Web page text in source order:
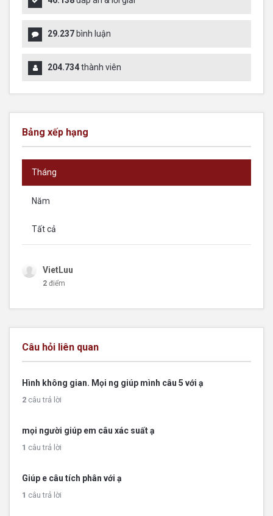
29.237 bình luận
204.734thành viên
Bảng xếp hạng
Tháng
Năm
Tất cả
VietLuu
2 điểm
Câu hỏi liên quan
Hình không gian. Mọi ng giúp mình câu 5 với ạ
2 câu trả lời
mọi người giúp em câu xác suất ạ
1 câu trả lời
Giúp e câu tích phân với ạ
1 câu trả lời